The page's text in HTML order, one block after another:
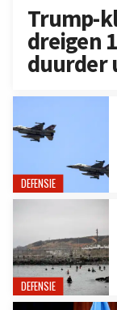
Trump-
dreigen
duurder
DEFENSIE
DEFENSIE